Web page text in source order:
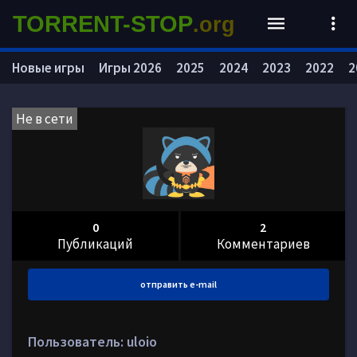
Не в сети
0
Публикаций
2
Комментариев
отправить e-mail
Пользователь: uloio
Новые игры Игры 2026 2025 2024 2023 2022
TORRENT-STOP.org